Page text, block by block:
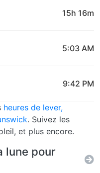
15h 16m
5:03 AM
9:42 PM
heures de lever,
. Suivez les
et plus encore.
lune pour